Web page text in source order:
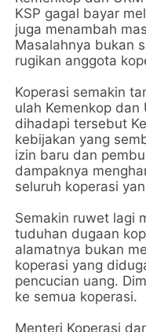
KSP gagal bayar
juga menambah
Masalahnya bukan
rugikan anggota
Koperasi semakin
ulah Kemenkop dan
dihadapi tersebut
kebijakan yang
izin baru dan
dampaknya
seluruh koperasi
Semakin ruwet lagi
tuduhan dugaan
alamatnya bukan
koperasi yang
pencucian uang.
ke semua koperasi.
Menteri Koperasi